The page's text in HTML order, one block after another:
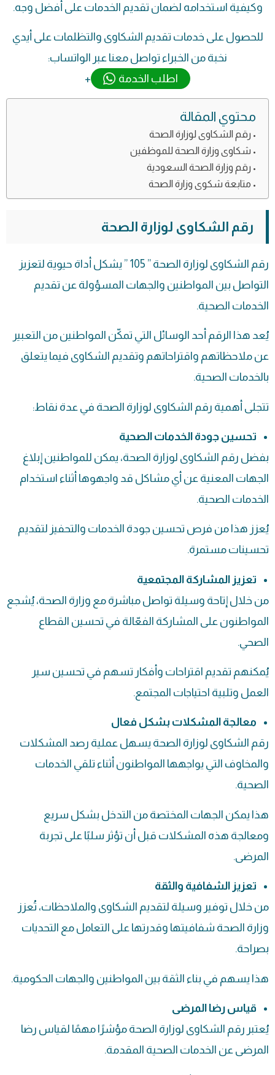
وكيفية استخدامه لضمان تقديم الخدمات على أفضل وجه.
للحصول على خدمات تقديم الشكاوى والتظلمات على أيدي
نخبة من الخبراء تواصل معنا عبر الواتساب:
اطلب الخدمة
+
محتوي المقالة
رقم الشكاوى لوزارة الصحة
شكاوى وزارة الصحة للموظفين
رقم وزارة الصحة السعودية
متابعة شكوى وزارة الصحة
رقم الشكاوى لوزارة الصحة
رقم الشكاوى لوزارة الصحة ” 105 ” يشكل أداة حيوية لتعزيز
التواصل بين المواطنين والجهات المسؤولة عن تقديم
الخدمات الصحية.
يُعد هذا الرقم أحد الوسائل التي تمكّن المواطنين من التعبير
عن ملاحظاتهم واقتراحاتهم وتقديم الشكاوى فيما يتعلق
بالخدمات الصحية.
تتجلى أهمية رقم الشكاوى لوزارة الصحة في عدة نقاط:
تحسين جودة الخدمات الصحية
بفضل رقم الشكاوى لوزارة الصحة، يمكن للمواطنين إبلاغ
الجهات المعنية عن أي مشاكل قد واجهوها أثناء استخدام
الخدمات الصحية.
يُعزز هذا من فرص تحسين جودة الخدمات والتحفيز لتقديم
تحسينات مستمرة.
تعزيز المشاركة المجتمعية
من خلال إتاحة وسيلة تواصل مباشرة مع وزارة الصحة، يُشجع
المواطنون على المشاركة الفعّالة في تحسين القطاع
الصحي.
يُمكنهم تقديم اقتراحات وأفكار تسهم في تحسين سير
العمل وتلبية احتياجات المجتمع.
معالجة المشكلات بشكل فعال
رقم الشكاوى لوزارة الصحة يسهل عملية رصد المشكلات
والمخاوف التي يواجهها المواطنون أثناء تلقي الخدمات
الصحية.
هذا يمكن الجهات المختصة من التدخل بشكل سريع
ومعالجة هذه المشكلات قبل أن تؤثر سلبًا على تجربة
المرضى.
تعزيز الشفافية والثقة
من خلال توفير وسيلة لتقديم الشكاوى والملاحظات، تُعزز
وزارة الصحة شفافيتها وقدرتها على التعامل مع التحديات
بصراحة.
هذا يسهم في بناء الثقة بين المواطنين والجهات الحكومية.
قياس رضا المرضى
يُعتبر رقم الشكاوى لوزارة الصحة مؤشرًا مهمًا لقياس رضا
المرضى عن الخدمات الصحية المقدمة.